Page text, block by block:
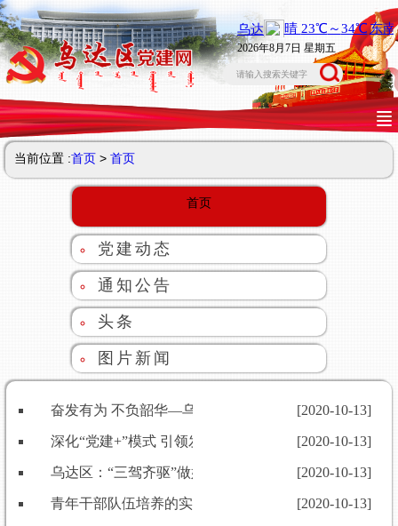
2026年8月7日 星期五
当前位置 :首页> 首页
首页
党建动态
通知公告
头条
图片新闻
奋发有为 不负韶华—乌达区召开挂职干部座谈会
[2020-10-13]
深化“党建+”模式 引领发力消费扶贫 [2020-10-13]
乌达区：“三驾齐驱”做好“人才文章” [2020-10-13]
青年干部队伍培养的实践 [2020-10-13]